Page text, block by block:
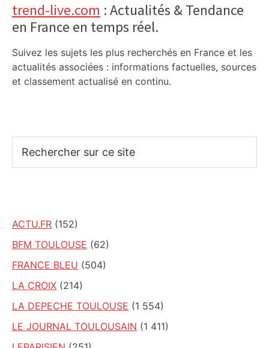
trend-live.com : Actualités & Tendance
en France en temps réel.
Suivez les sujets les plus recherchés en France et les
actualités associées : informations factuelles, sources
et classement actualisé en continu.
sur
ACTU.FR (152)
BFM TOULOUSE (62)
FRANCE BLEU (504)
LA CROIX (214)
LA DEPECHE TOULOUSE (1 554)
LE JOURNAL TOULOUSAIN (1 411)